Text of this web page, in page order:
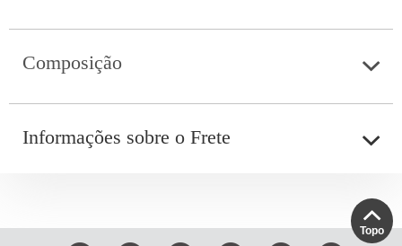
Composição
Informações sobre o Frete
Topo